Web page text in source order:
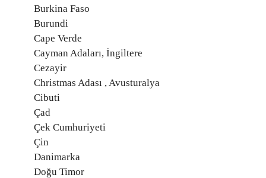
Burkina Faso
Burundi
Cape Verde
Cayman Adaları, İngiltere
Cezayir
Christmas Adası , Avusturalya
Cibuti
Çad
Çek Cumhuriyeti
Çin
Danimarka
Doğu Timor